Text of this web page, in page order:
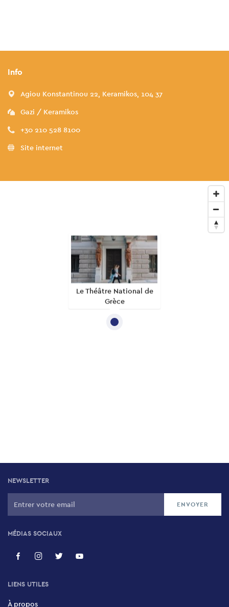
Info
Agiou Konstantinou 22, Keramikos, 104 37
Gazi / Keramikos
+30 210 528 8100
Site internet
Le Théâtre National de
Grèce
NEWSLETTER
MÉDIAS SOCIAUX
LIENS UTILES
À propos